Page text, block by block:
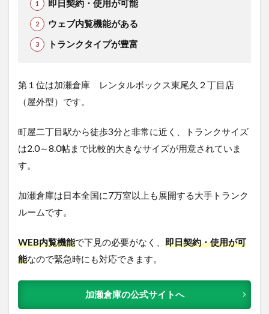
即日契約・使用が可能
ウェブ内覧機能がある
トランクタイプが豊富
第１位は加瀬倉庫 レンタルボックス東尾久２丁目店
（屋外型）です。
町屋二丁目駅から徒歩3分と非常に近く、トランクサイズ
は2.0～8.0帖まで比較的大きなサイズが用意されていま
す。
加瀬倉庫は日本全国に7万室以上も展開する大手トランク
ルームです。
WEB内覧機能で下見の必要がなく、 即日契約・使用が可
能なので緊急時にも対応できます。
加瀬倉庫の公式サイトへ